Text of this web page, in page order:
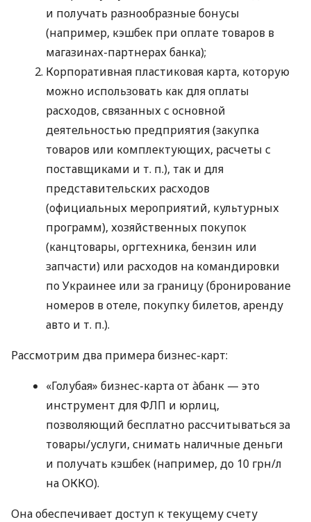
и получать разнообразные бонусы
(например, кэшбек при оплате товаров в
магазинах-партнерах банка);
Корпоративная пластиковая карта, которую
можно использовать как для оплаты
расходов, связанных с основной
деятельностью предприятия (закупка
товаров или комплектующих, расчеты с
поставщиками и т. п.), так и для
представительских расходов
(официальных мероприятий, культурных
программ), хозяйственных покупок
(канцтовары, оргтехника, бензин или
запчасти) или расходов на командировки
по Украинее или за границу (бронирование
номеров в отеле, покупку билетов, аренду
авто и т. п.).
Рассмотрим два примера бизнес-карт:
«Голубая» бизнес-карта от àбанк — это
инструмент для ФЛП и юрлиц,
позволяющий бесплатно рассчитываться за
товары/услуги, снимать наличные деньги
и получать кэшбек (например, до 10 грн/л
на ОККО).
Она обеспечивает доступ к текущему счету